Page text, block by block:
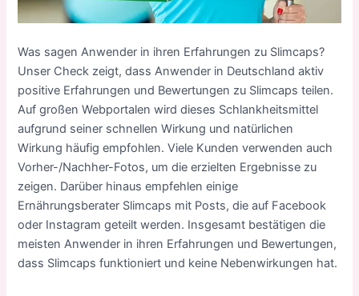
Was sagen Anwender in ihren Erfahrungen zu Slimcaps?
Unser Check zeigt, dass Anwender in Deutschland aktiv
positive Erfahrungen und Bewertungen zu Slimcaps teilen.
Auf großen Webportalen wird dieses Schlankheitsmittel
aufgrund seiner schnellen Wirkung und natürlichen
Wirkung häufig empfohlen. Viele Kunden verwenden auch
Vorher-/Nachher-Fotos, um die erzielten Ergebnisse zu
zeigen. Darüber hinaus empfehlen einige
Ernährungsberater Slimcaps mit Posts, die auf Facebook
oder Instagram geteilt werden. Insgesamt bestätigen die
meisten Anwender in ihren Erfahrungen und Bewertungen,
dass Slimcaps funktioniert und keine Nebenwirkungen hat.